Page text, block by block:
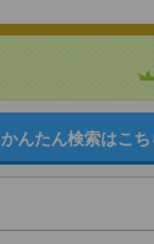
かんたん検索はこち